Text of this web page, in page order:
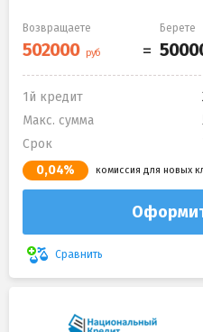
Возвращаете Берете
1й кредит
Макс. сумма
Срок
0,04% комиссия для новых
Сравнить